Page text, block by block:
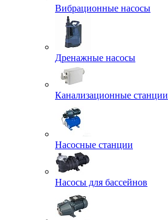
Вибрационные насосы
Дренажные насосы
Канализационные станции
Насосные станции
Насосы для бассейнов